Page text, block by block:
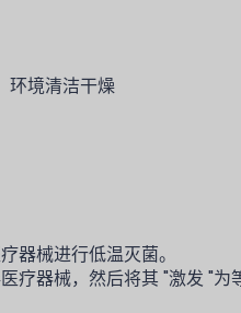
环境清洁干燥
器械进行低温灭菌。
疗器械，然后将其 "激发 "为